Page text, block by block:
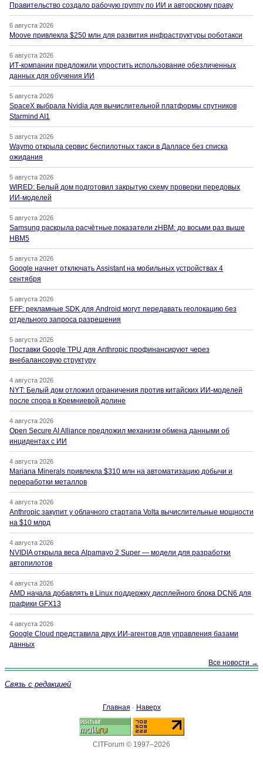
Правительство создало рабочую группу по ИИ и авторскому праву
6 августа 2026
Moove привлекла $250 млн для развития инфраструктуры роботакси
6 августа 2026
ИТ-компании предложили упростить использование обезличенных
данных для обучения ИИ
5 августа 2026
SpaceX выбрала Nvidia для вычислительной платформы спутников
Starmind AI1
5 августа 2026
Waymo открыла сервис беспилотных такси в Далласе без списка
ожидания
5 августа 2026
WIRED: Белый дом подготовил закрытую схему проверки передовых
ИИ-моделей
5 августа 2026
Samsung раскрыла расчётные показатели zHBM: до восьми раз выше
HBM5
5 августа 2026
Google начнет отключать Assistant на мобильных устройствах 4
сентября
5 августа 2026
EFF: рекламные SDK для Android могут передавать геолокацию без
отдельного запроса разрешения
5 августа 2026
Поставки Google TPU для Anthropic профинансируют через
внебалансовую структуру
4 августа 2026
NYT: Белый дом отложил ограничения против китайских ИИ-моделей
после спора в Кремниевой долине
4 августа 2026
Open Secure AI Alliance предложил механизм обмена данными об
инцидентах с ИИ
4 августа 2026
Mariana Minerals привлекла $310 млн на автоматизацию добычи и
переработки металлов
4 августа 2026
Anthropic закупит у облачного стартапа Volta вычислительные мощности
на $10 млрд
4 августа 2026
NVIDIA открыла веса Alpamayo 2 Super — модели для разработки
автопилотов
4 августа 2026
AMD начала добавлять в Linux поддержку дисплейного блока DCN6 для
графики GFX13
4 августа 2026
Google Cloud представила двух ИИ-агентов для управления базами
данных
Все новости →
Связь с редакцией
Главная · Наверх
CITForum © 1997–2026